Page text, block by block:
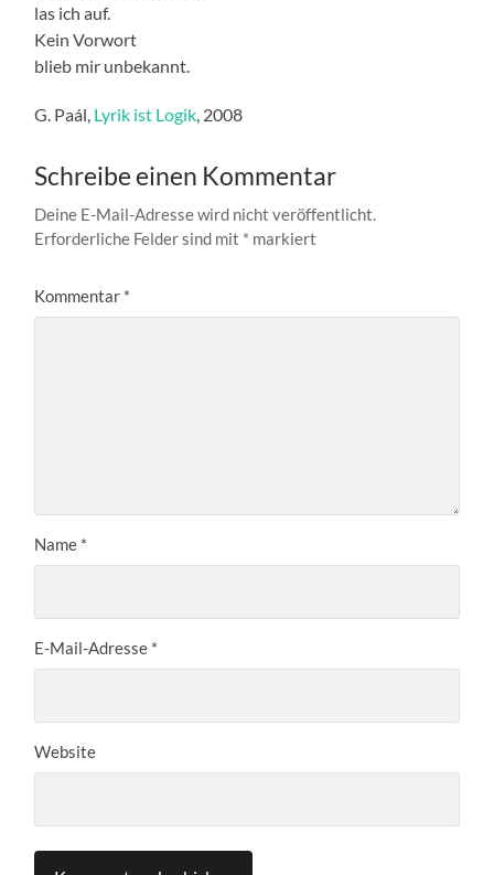
las ich auf.
Kein Vorwort
blieb mir unbekannt.
G. Paál, Lyrik ist Logik , 2008
Schreibe einen Kommentar
Deine E-Mail-Adresse wird nicht veröffentlicht.
Erforderliche Felder sind mit * markiert
Kommentar *
Name *
E-Mail-Adresse *
Website